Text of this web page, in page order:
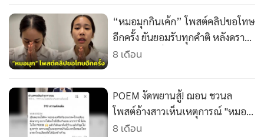
• Factcheck
ญี่ปุ่น
• News1
• Gotomanager
“หมอมุกกินเค้ก” โพสต์คลิปขอโทษ
อีกครั้ง ยันยอมรับทุกคำติ หลังดรามา
รีวิวคลาดเคลื่อน (ชมคลิป)
8 เดือน
POEM งัดพยานสู้! ฌอน ชวนล
โพสต์อ้างสาวเห็นเหตุการณ์ "หมอ
มุก" ลั่นกลางร้าน "ไม่ใช่ POEM
8 เดือน